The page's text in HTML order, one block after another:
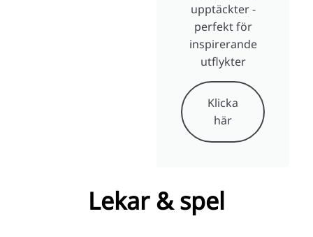
upptäckter -
perfekt för
inspirerande
utflykter
Klicka
här
Lekar & spel